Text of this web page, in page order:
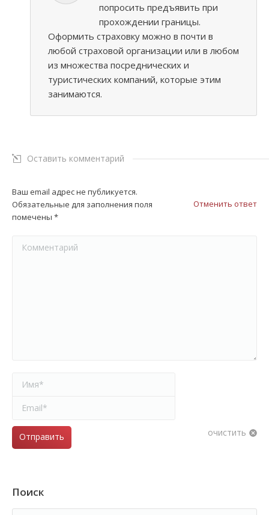
попросить предъявить при
прохождении границы.
Оформить страховку можно в почти в
любой страховой организации или в любом
из множества посреднических и
туристических компаний, которые этим
занимаются.
Оставить комментарий
Отменить ответ
Ваш email адрес не публикуется.
Обязательные для заполнения поля
помечены *
Имя *
Email *
очистить
Отправить
Поиск